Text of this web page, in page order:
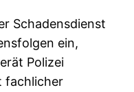
Schadensdienst
ein,
Polizei
fachlicher